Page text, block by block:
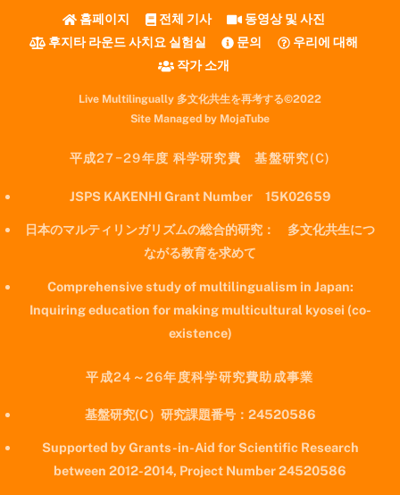
홈페이지 전체 기사
동영상 및 사진
후지타 라운드 사치요 실험실
문의
우리에 대해
작가 소개
Live Multilingually 多文化共生を再考する©2022
Site Managed by MojaTube
平成27−29年度 科学研究費 基盤研究(C)
JSPS KAKENHI Grant Number 15K02659
日本のマルティリンガリズムの総合的研究： 多文化共生につ
ながる教育を求めて
Comprehensive study of multilingualism in Japan:
Inquiring education for making multicultural kyosei (co-
existence)
平成24～26年度科学研究費助成事業
基盤研究(C）研究課題番号：24520586
Supported by Grants-in-Aid for Scientific Research
between 2012-2014, Project Number 24520586